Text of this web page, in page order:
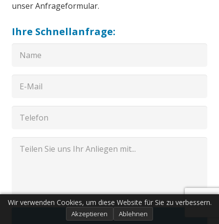
unser Anfrageformular.
Ihre Schnellanfrage:
Senden
Wir verwenden Cookies, um diese Website für Sie zu verbessern.
Akzeptieren Ablehnen